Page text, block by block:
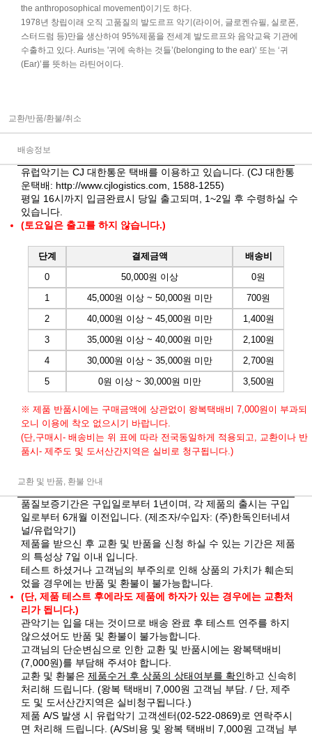
the anthroposophical movement)이기도 하다.
1978년 창립이래 오직 고품질의 발도르프 악기(라이어, 글로켄슈필, 실로폰,
스터드럼 등)만을 생산하여 95%제품을 전세계 발도르프와 음악교육 기관에
수출하고 있다. Auris는 '귀에 속하는 것들’(belonging to the ear)’ 또는 ‘귀
(Ear)’를 뜻하는 라틴어이다.
교환/반품/환불/취소
배송정보
유럽악기는 CJ 대한통운 택배를 이용하고 있습니다. (CJ 대한통
운택배: http://www.cjlogistics.com , 1588-1255)
평일 16시까지 입금완료시 당일 출고되며, 1~2일 후 수령하실 수
있습니다.
(토요일은 출고를 하지 않습니다.)
단계 결제금액
배송비
0
50,000원 이상
0원
1
45,000원 이상 ~ 50,000원 미만
700원
2
40,000원 이상 ~ 45,000원 미만
1,400원
3
35,000원 이상 ~ 40,000원 미만
2,100원
4
30,000원 이상 ~ 35,000원 미만
2,700원
5
0원 이상 ~ 30,000원 미만 3,500원
※ 제품 반품시에는 구매금액에 상관없이 왕복택배비 7,000원이 부과되
오니 이용에 착오 없으시기 바랍니다.
(단,구매시- 배송비는 위 표에 따라 전국동일하게 적용되고, 교환이나 반
품시- 제주도 및 도서산간지역은 실비로 청구됩니다.)
교환 및 반품, 환불 안내
품질보증기간은 구입일로부터 1년이며, 각 제품의 출시는 구입
일로부터 6개월 이전입니다. (제조자/수입자: (주)한독인터네셔
널/유럽악기)
제품을 받으신 후 교환 및 반품을 신청 하실 수 있는 기간은 제품
의 특성상 7일 이내 입니다.
테스트 하셨거나 고객님의 부주의로 인해 상품의 가치가 훼손되
었을 경우에는 반품 및 환불이 불가능합니다.
(단, 제품 테스트 후에라도 제품에 하자가 있는 경우에는 교환처
리가 됩니다.)
관악기는 입을 대는 것이므로 배송 완료 후 테스트 연주를 하지
않으셨어도 반품 및 환불이 불가능합니다.
고객님의 단순변심으로 인한 교환 및 반품시에는 왕복택배비
(7,000원)를 부담해 주셔야 합니다.
교환 및 환불은 제품수거 후 상품의 상태여부를 확인하고 신속히
처리해 드립니다. (왕복 택배비 7,000원 고객님 부담. / 단, 제주
도 및 도서산간지역은 실비청구됩니다.)
제품 A/S 발생 시 유럽악기 고객센터(02-522-0869)로 연락주시
면 처리해 드립니다. (A/S비용 및 왕복 택배비 7,000원 고객님 부